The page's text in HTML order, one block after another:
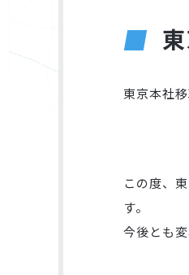
東京本社
この度、
す。
今後とも